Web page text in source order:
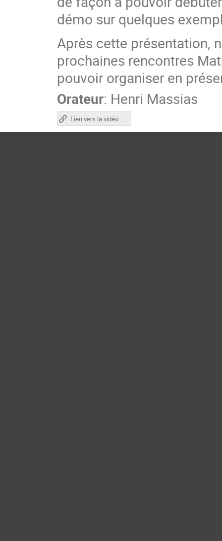
démo sur quelques
Après cette présentation,
prochaines rencontres
pouvoir organiser en
Orateur: Henri Massias
Lien vers la vidéo et le support de présentation (accès réservé aux Mathriciens)